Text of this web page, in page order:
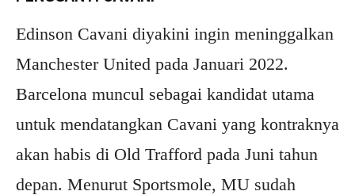
Edinson Cavani diyakini ingin meninggalkan
Manchester United pada Januari 2022.
Barcelona muncul sebagai kandidat utama
untuk mendatangkan Cavani yang kontraknya
akan habis di Old Trafford pada Juni tahun
depan. Menurut Sportsmole, MU sudah